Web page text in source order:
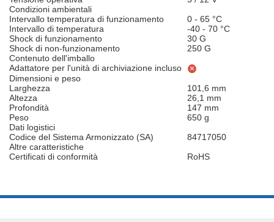
Condizioni ambientali
Intervallo temperatura di funzionamento
0 - 65 °C
Intervallo di temperatura
-40 - 70 °C
Shock di funzionamento
30 G
Shock di non-funzionamento
250 G
Contenuto dell'imballo
Adattatore per l'unità di archiviazione incluso
Dimensioni e peso
Larghezza
101,6 mm
Altezza
26,1 mm
Profondità
147 mm
Peso
650 g
Dati logistici
Codice del Sistema Armonizzato (SA)
84717050
Altre caratteristiche
Certificati di conformità
RoHS